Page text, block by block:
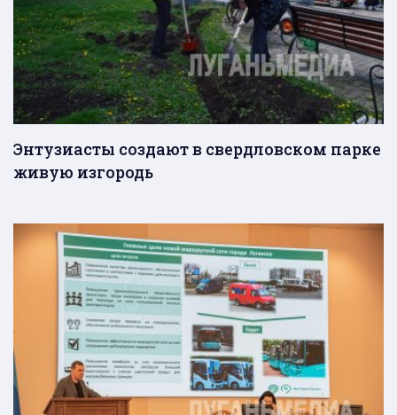
Энтузиасты создают в свердловском парке
живую изгородь